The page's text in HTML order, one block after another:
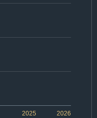
2026
2025